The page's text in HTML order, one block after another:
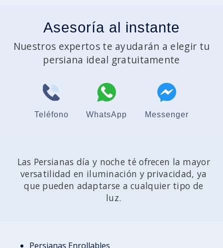
Asesoría al instante
Nuestros expertos te ayudarán a elegir tu
persiana ideal gratuitamente
Teléfono WhatsApp Messenger
Las Persianas día y noche té ofrecen la mayor
versatilidad en iluminación y privacidad, ya
que pueden adaptarse a cualquier tipo de
luz.
Persianas Enrollables